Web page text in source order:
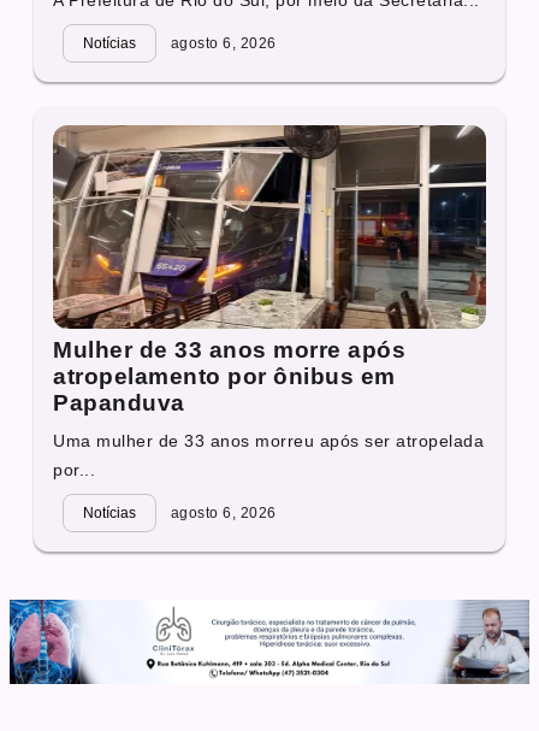
Notícias agosto 6, 2026
Mulher de 33 anos morre após
atropelamento por ônibus em
Papanduva
Uma mulher de 33 anos morreu após ser atropelada
por...
Notícias agosto 6, 2026